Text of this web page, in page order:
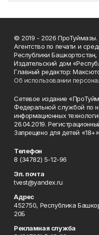
© 2019 - 2026 ПроТуймазы.
Агентство по печати и
Республики
Издательский дом
Главный редактор:
Об использовании
Сетевое издание
Федеральной службой по
информационных
26.04.2019.
Запрещено для детей «18+»
Телефон
8 (34782) 5-12-96
Эл. почта
tvest@yandex.ru
Адрес
452750, Республика
20Б
Рекламная служба